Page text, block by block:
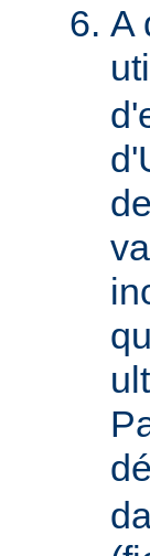
A
de